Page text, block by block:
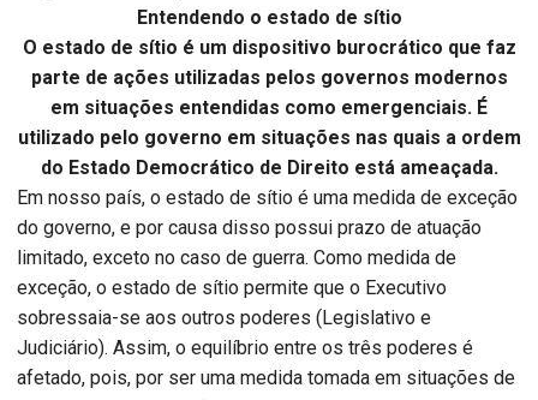
Entendendo o estado de sítio
O estado de sítio é um dispositivo burocrático que faz
parte de ações utilizadas pelos governos modernos
em situações entendidas como emergenciais. É
utilizado pelo governo em situações nas quais a ordem
do Estado Democrático de Direito está ameaçada.
Em nosso país, o estado de sítio é uma medida de exceção
do governo, e por causa disso possui prazo de atuação
limitado, exceto no caso de guerra. Como medida de
exceção, o estado de sítio permite que o Executivo
sobressaia-se aos outros poderes (Legislativo e
Judiciário). Assim, o equilíbrio entre os três poderes é
afetado, pois, por ser uma medida tomada em situações de